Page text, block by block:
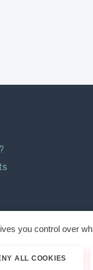
légales
you control over
ALL COOKIES